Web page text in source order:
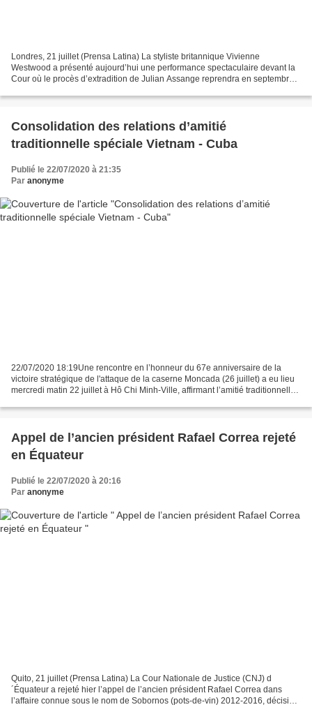
Londres, 21 juillet (Prensa Latina) La styliste britannique Vivienne
Westwood a présenté aujourd’hui une performance spectaculaire devant la
Cour où le procès d’extradition de Julian Assange reprendra en septembre
Consolidation des relations d’amitié
traditionnelle spéciale Vietnam - Cuba
Publié le 22/07/2020 à 21:35
Par anonyme
22/07/2020 18:19Une rencontre en l’honneur du 67e anniversaire de la
victoire stratégique de l'attaque de la caserne Moncada (26 juillet) a eu lieu
mercredi matin 22 juillet à Hô Chi Minh-Ville, affirmant l’amitié traditionnelle
Appel de l’ancien président Rafael Correa rejeté
en Équateur
Publié le 22/07/2020 à 20:16
Par anonyme
Quito, 21 juillet (Prensa Latina) La Cour Nationale de Justice (CNJ) d
´Équateur a rejeté hier l’appel de l’ancien président Rafael Correa dans
l’affaire connue sous le nom de Sobornos (pots-de-vin) 2012-2016, décision